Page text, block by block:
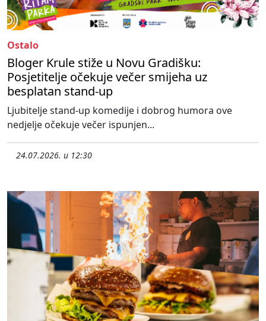
Ostalo
Bloger Krule stiže u Novu Gradišku:
Posjetitelje očekuje večer smijeha uz
besplatan stand-up
Ljubitelje stand-up komedije i dobrog humora ove
nedjelje očekuje večer ispunjen...
24.07.2026. u 12:30